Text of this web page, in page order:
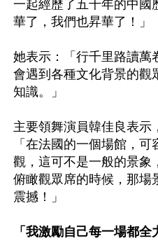
一起經歷了五千年的中國
華了，我們也昇華了！」
她表示：「行千里路讀萬
會遇到各種文化背景的觀
知識。」
主要領舞演員韓佳良表示
「在法國的一個場館，
觀，這可不是一般的景象
俯瞰觀眾席的時候，那場
震撼！」
「我激勵自己每一場都全